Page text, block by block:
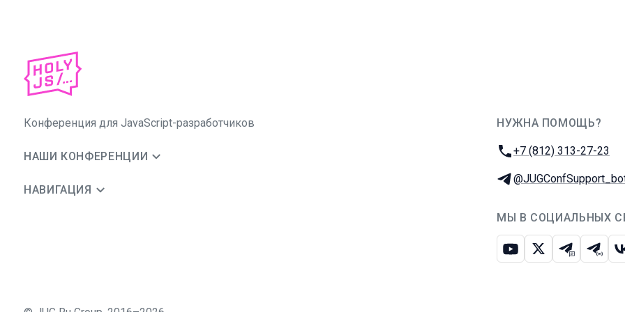
Конференция для JavaScript-разработчиков
НАШИ КОНФЕРЕНЦИИ
НАВИГАЦИЯ
НУЖНА ПОМОЩЬ?
Телефон:
+7 (812) 313-27-23
Телеграм:
МЫ В СОЦИАЛЬНЫХ
ЮтубИкс Телеграм-